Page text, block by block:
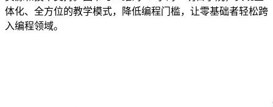
体化、全方位的教学模式，降低编程门槛，让零基础者轻松跨
入编程领域。